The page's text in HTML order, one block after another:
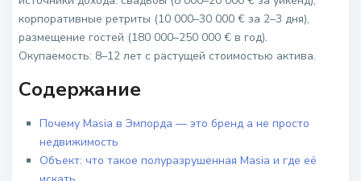
корпоративные ретриты (10 000–30 000 € за 2–3 дня),
размещение гостей (180 000–250 000 € в год).
Окупаемость: 8–12 лет с растущей стоимостью актива.
Содержание
Почему Masia в Эмпорда — это бренд а не просто
недвижимость
Объект: что такое полуразрушенная Masia и где её